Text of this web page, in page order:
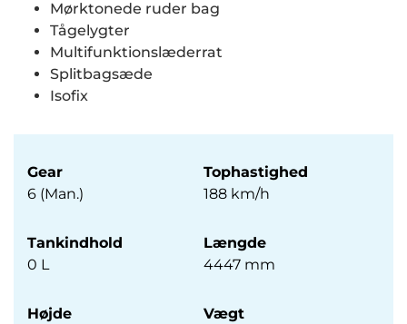
Mørktonede ruder bag
Tågelygter
Multifunktionslæderrat
Splitbagsæde
Isofix
Gear
6 (Man.)
Tophastighed
188 km/h
Tankindhold
0 L
Længde
4447 mm
Højde
Vægt